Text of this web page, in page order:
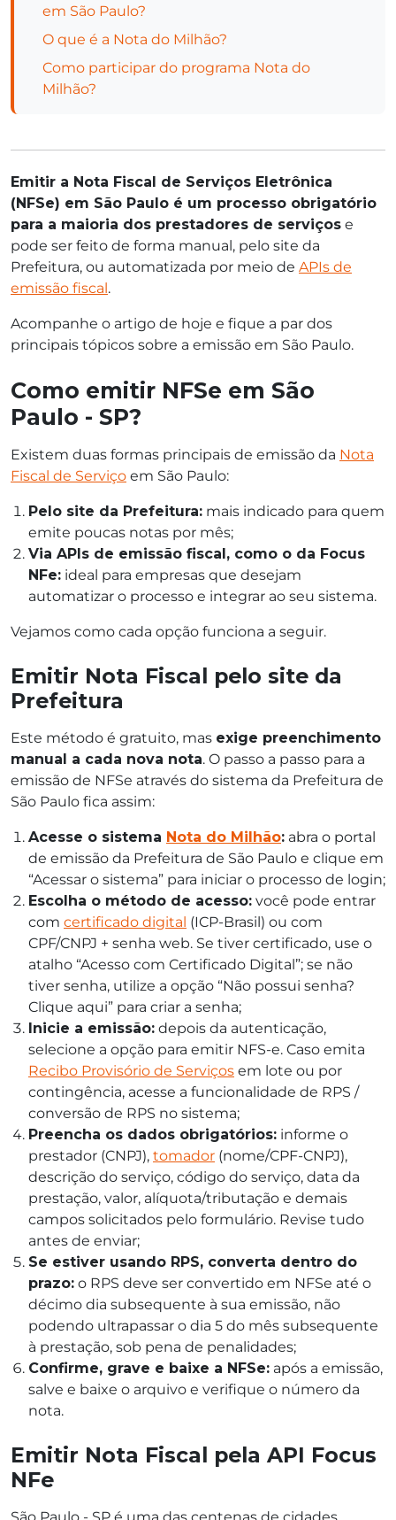
em São Paulo?
O que é a Nota do Milhão?
Como participar do programa Nota do
Milhão?
Emitir a Nota Fiscal de Serviços Eletrônica
(NFSe) em São Paulo é um processo obrigatório
para a maioria dos prestadores de serviços e
pode ser feito de forma manual, pelo site da
Prefeitura, ou automatizada por meio de APIs de
emissão fiscal .
Acompanhe o artigo de hoje e fique a par dos
principais tópicos sobre a emissão em São Paulo.
Como emitir NFSe em São
Paulo - SP?
Existem duas formas principais de emissão da Nota
Fiscal de Serviço em São Paulo:
Pelo site da Prefeitura: mais indicado para quem
emite poucas notas por mês;
Via APIs de emissão fiscal, como o da Focus
NFe: ideal para empresas que desejam
automatizar o processo e integrar ao seu sistema.
Vejamos como cada opção funciona a seguir.
Emitir Nota Fiscal pelo site da
Prefeitura
Este método é gratuito, mas exige preenchimento
manual a cada nova nota. O passo a passo para a
emissão de NFSe através do sistema da Prefeitura de
São Paulo fica assim:
Acesse o sistema Nota do Milhão: abra o portal
de emissão da Prefeitura de São Paulo e clique em
“Acessar o sistema” para iniciar o processo de login;
Escolha o método de acesso: você pode entrar
com certificado digital (ICP-Brasil) ou com
CPF/CNPJ + senha web. Se tiver certificado, use o
atalho “Acesso com Certificado Digital”; se não
tiver senha, utilize a opção “Não possui senha?
Clique aqui” para criar a senha;
Inicie a emissão: depois da autenticação,
selecione a opção para emitir NFS-e. Caso emita
Recibo Provisório de Serviços em lote ou por
contingência, acesse a funcionalidade de RPS /
conversão de RPS no sistema;
Preencha os dados obrigatórios: informe o
prestador (CNPJ), tomador (nome/CPF-CNPJ),
descrição do serviço, código do serviço, data da
prestação, valor, alíquota/tributação e demais
campos solicitados pelo formulário. Revise tudo
antes de enviar;
Se estiver usando RPS, converta dentro do
prazo: o RPS deve ser convertido em NFSe até o
décimo dia subsequente à sua emissão, não
podendo ultrapassar o dia 5 do mês subsequente
à prestação, sob pena de penalidades;
Confirme, grave e baixe a NFSe: após a emissão,
salve e baixe o arquivo e verifique o número da
nota.
Emitir Nota Fiscal pela API Focus
NFe